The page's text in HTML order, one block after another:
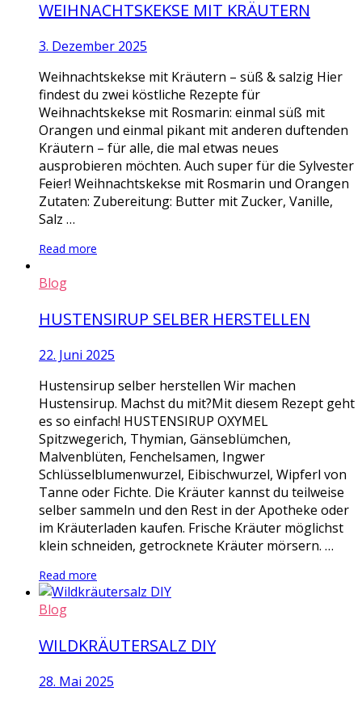
WEIHNACHTSKEKSE MIT KRÄUTERN
3. Dezember 2025
Weihnachtskekse mit Kräutern – süß & salzig Hier
findest du zwei köstliche Rezepte für
Weihnachtskekse mit Rosmarin: einmal süß mit
Orangen und einmal pikant mit anderen duftenden
Kräutern – für alle, die mal etwas neues
ausprobieren möchten. Auch super für die Sylvester
Feier! Weihnachtskekse mit Rosmarin und Orangen
Zutaten: Zubereitung: Butter mit Zucker, Vanille,
Salz …
Read more
Blog
HUSTENSIRUP SELBER HERSTELLEN
22. Juni 2025
Hustensirup selber herstellen Wir machen
Hustensirup. Machst du mit?Mit diesem Rezept geht
es so einfach! HUSTENSIRUP OXYMEL
Spitzwegerich, Thymian, Gänseblümchen,
Malvenblüten, Fenchelsamen, Ingwer
Schlüsselblumenwurzel, Eibischwurzel, Wipferl von
Tanne oder Fichte. Die Kräuter kannst du teilweise
selber sammeln und den Rest in der Apotheke oder
im Kräuterladen kaufen. Frische Kräuter möglichst
klein schneiden, getrocknete Kräuter mörsern. …
Read more
Blog
WILDKRÄUTERSALZ DIY
28. Mai 2025